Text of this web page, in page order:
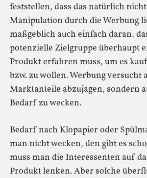
feststellen, dass das natürlich
Manipulation durch die Werbung
maßgeblich auch einfach daran,
potenzielle Zielgruppe überhaupt
Produkt erfahren muss, um es
bzw. zu wollen. Werbung versucht
Marktanteile abzujagen, sondern
Bedarf zu wecken.
Bedarf nach Klopapier oder
man nicht wecken, den gibt es
muss man die Interessenten auf
Produkt lenken. Aber solche